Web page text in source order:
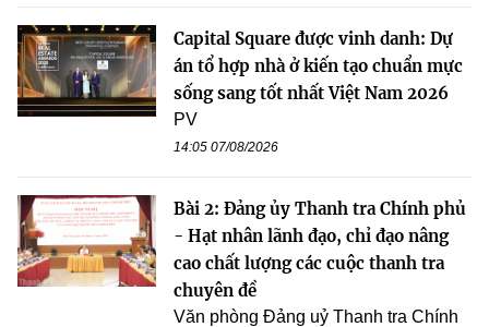
Capital Square được vinh danh: Dự
án tổ hợp nhà ở kiến tạo chuẩn mực
sống sang tốt nhất Việt Nam 2026
PV
14:05 07/08/2026
Bài 2: Đảng ủy Thanh tra Chính phủ
- Hạt nhân lãnh đạo, chỉ đạo nâng
cao chất lượng các cuộc thanh tra
chuyên đề
Văn phòng Đảng uỷ Thanh tra Chính